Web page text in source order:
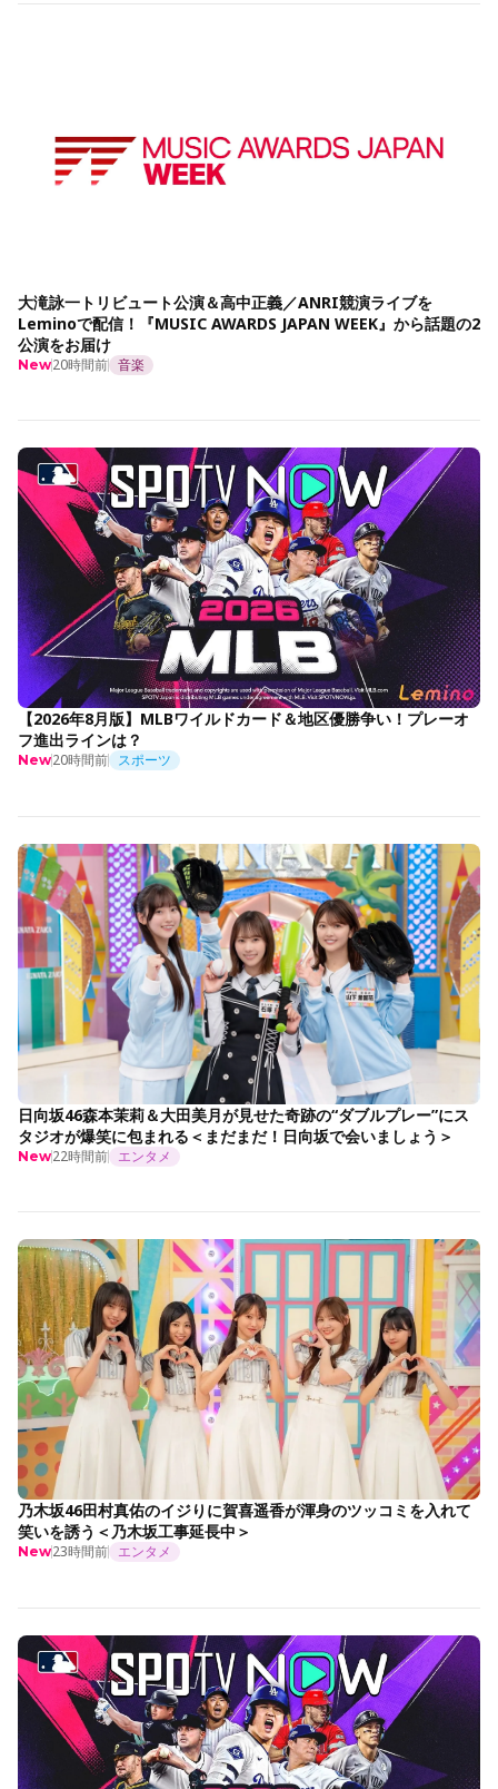
大滝詠一トリビュート公演＆高中正義／ANRI競演ライブを
Leminoで配信！『MUSIC AWARDS JAPAN WEEK』から話題の2
公演をお届け
New20時間前 音楽
【2026年8月版】MLBワイルドカード＆地区優勝争い！プレーオ
フ進出ラインは？
New20時間前 スポーツ
日向坂46森本茉莉＆大田美月が見せた奇跡の“ダブルプレー”にス
タジオが爆笑に包まれる＜まだまだ！日向坂で会いましょう＞
New22時間前 エンタメ
乃木坂46田村真佑のイジりに賀喜遥香が渾身のツッコミを入れて
笑いを誘う＜乃木坂工事延長中＞
New23時間前 エンタメ